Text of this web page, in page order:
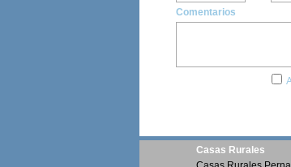
Comentarios
Casas Rurales